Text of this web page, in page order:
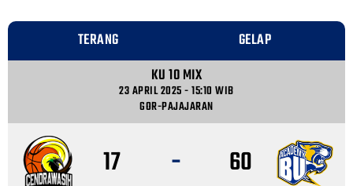
TERANG
GELAP
KU 10 MIX
23 APRIL 2025 - 15:10 WIB
GOR-PAJAJARAN
17 - 60